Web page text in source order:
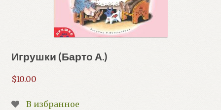
Игрушки (Барто А.)
$10.00
В избранное